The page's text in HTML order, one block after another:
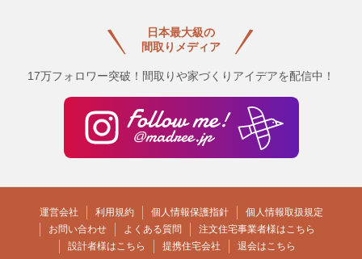
日本最大級の
間取りメディア
17万フォロワー突破！間取りや家づくりアイデアを配信中！
運営会社 利用規約 個人情報保護指針
個人情報取扱規定
お問い合わせ
よくある質問
注文住宅事業者様はこちら
設計者様はこちら
提携住宅会社 退会はこちら